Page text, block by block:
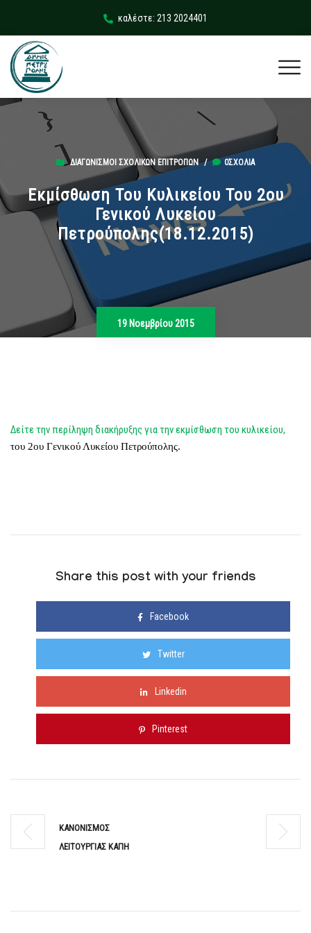
καλέστε: 213 2024401
ΔΙΑΓΩΝΙΣΜΟΊ ΣΧΟΛΙΚΏΝ ΕΠΙΤΡΟΠΏΝ/ 0ΣΧΌΛΙΑ
Εκμίσθωση Του Κυλικείου Του 2ου
Γενικού Λυκείου
Πετρούπολης(18.12.2015)
19 Νοεμβρίου 2015
Δείτε την περίληψη διακήρυξης για την εκμίσθωση του κυλικείου,
του 2ου Γενικού Λυκείου Πετρούπολης.
Share this post with your friends
Facebook
Twitter
Linkedin
Pinterest
ΚΑΝΟΝΙΣΜΟΣ
ΛΕΙΤΟΥΡΓΙΑΣ ΚΑΠΗ